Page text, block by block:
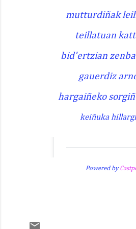
mutturdiñak
teillatuan
bid'ertzian
gauerdiz
hargaiñeko
keiñuka
Powered by